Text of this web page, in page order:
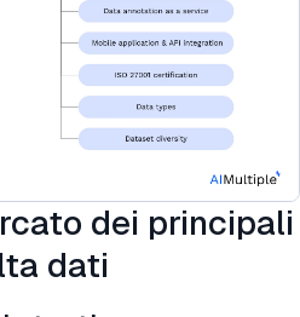
dei principali
dati